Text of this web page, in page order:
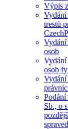
Výpis
Vydání
trestů
Vydání
osob
Vydání
osob
Vydání
Podání
Sb., o